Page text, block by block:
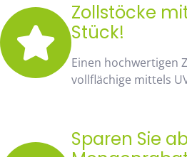
Zollstöcke
Stück!
Einen hochwertigen
vollflächige mittels
Sparen Sie